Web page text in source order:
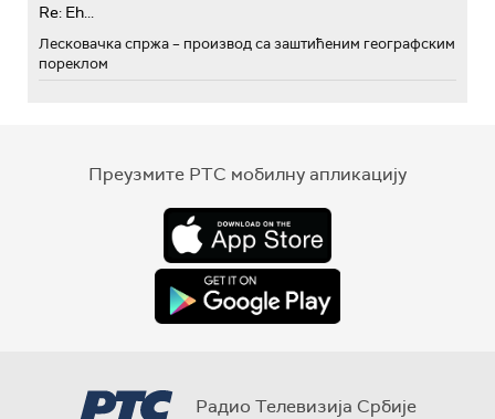
Re: Eh...
Лесковачка спржа – производ са заштићеним географским
пореклом
Преузмите РТС мобилну апликацију
Радио Телевизија Србије